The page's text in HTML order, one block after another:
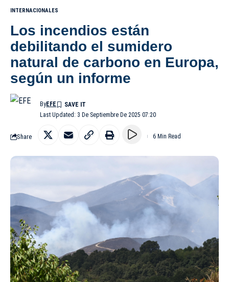
INTERNACIONALES
Los incendios están
debilitando el sumidero
natural de carbono en Europa,
según un informe
Last Updated: 3 De Septiembre De 2025 07:20
ByEFE
Share 6 Min Read